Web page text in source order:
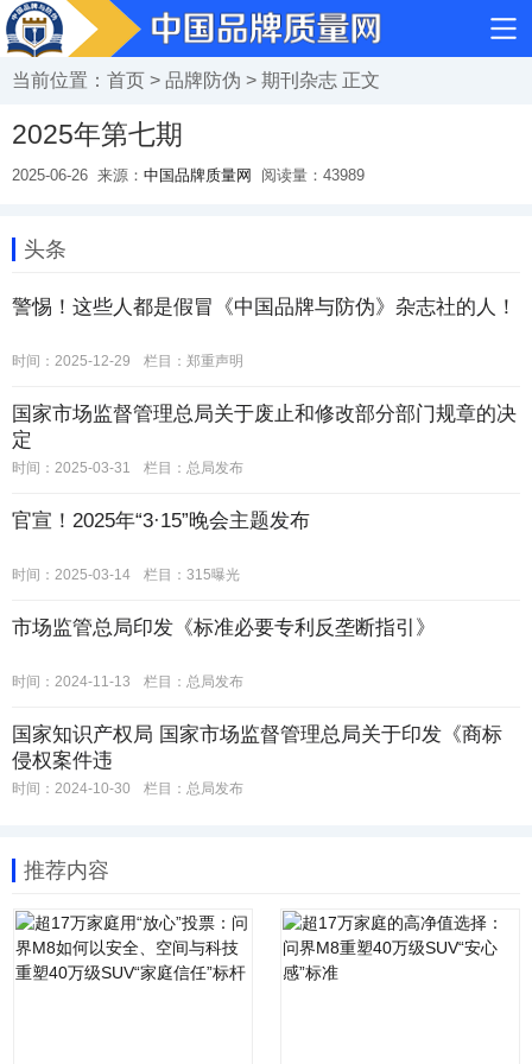
当前位置： 首页 > 品牌防伪 > 期刊杂志 正文
2025年第七期
2025-06-26 来源： 中国品牌质量网 阅读量： 43989
头条
警惕！这些人都是假冒《中国品牌与防伪》杂志社的人！
时间：2025-12-29 栏目： 郑重声明
国家市场监督管理总局关于废止和修改部分部门规章的决
定
时间：2025-03-31 栏目： 总局发布
官宣！2025年“3·15”晚会主题发布
时间：2025-03-14 栏目： 315曝光
市场监管总局印发《标准必要专利反垄断指引》
时间：2024-11-13 栏目： 总局发布
国家知识产权局 国家市场监督管理总局关于印发《商标
侵权案件违
时间：2024-10-30 栏目： 总局发布
推荐内容